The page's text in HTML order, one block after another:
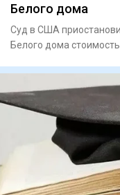
Белого дома
Суд в США
Белого дома